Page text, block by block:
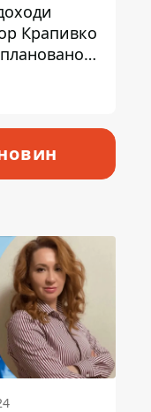
Крапивко